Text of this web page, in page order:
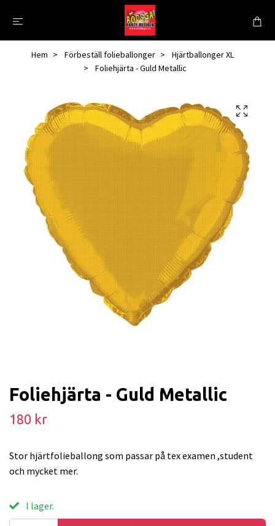
Hem Förbeställ folieballonger
Hjärtballonger XL
Foliehjärta - Guld Metallic
Foliehjärta - Guld Metallic
180 kr
Stor hjärtfolieballong som passar på tex examen ,student
och mycket mer.
I lager.